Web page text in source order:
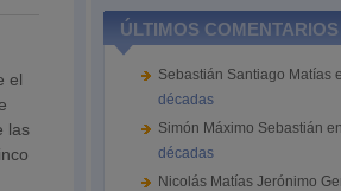
el
las
ÚLTIMOS COMENTARIOS
Sebastián Santiago Matías
décadas
Simón Máximo Sebastián en
décadas
Nicolás Matías Jerónimo